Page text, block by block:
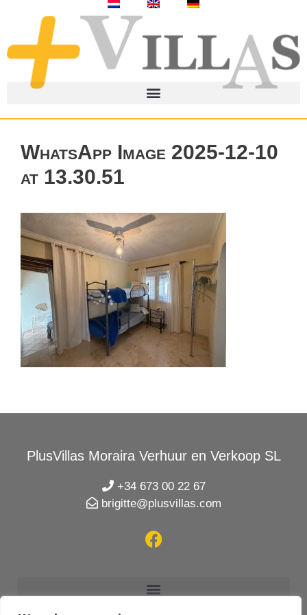
WhatsApp Image 2025-12-10
at 13.30.51
PlusVillas Moraira Verhuur en Verkoop SL
+34 673 00 22 67
brigitte@plusvillas.com